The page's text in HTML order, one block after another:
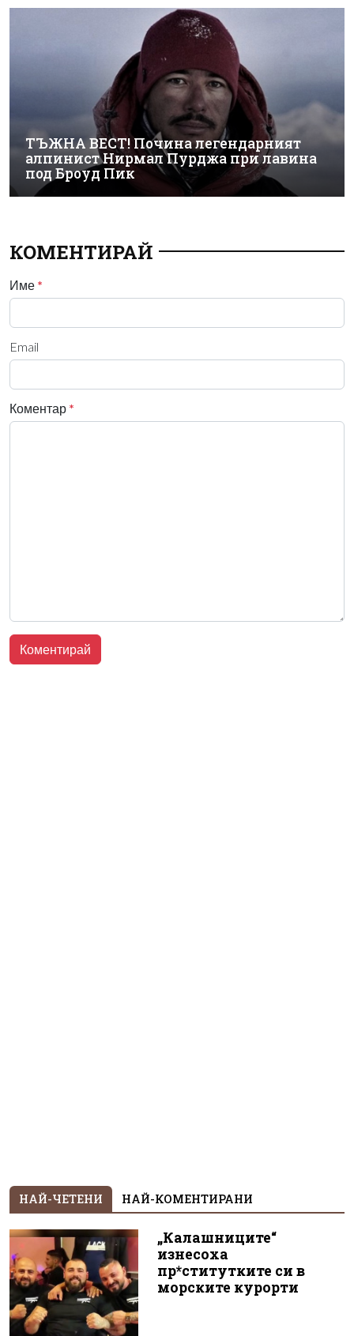
ТЪЖНА ВЕСТ! Почина легендарният
алпинист Нирмал Пурджа при лавина
под Броуд Пик
КОМЕНТИРАЙ
Име *
Email
Коментар *
НАЙ-ЧЕТЕНИ НАЙ-КОМЕНТИРАНИ
„Калашниците“
изнесоха
пр*ститутките си в
морските курорти